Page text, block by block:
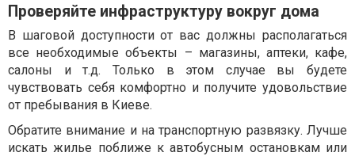
Проверяйте инфраструктуру вокруг дома
В шаговой доступности от вас должны располагаться
все необходимые объекты – магазины, аптеки, кафе,
салоны и т.д. Только в этом случае вы будете
чувствовать себя комфортно и получите удовольствие
от пребывания в Киеве.
Обратите внимание и на транспортную развязку. Лучше
искать жилье поближе к автобусным остановкам или